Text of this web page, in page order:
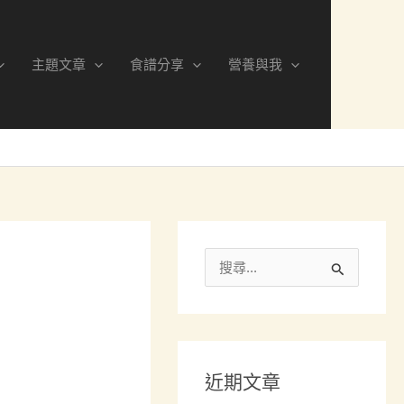
主題文章 食譜分享 營養與我
字
近期文章